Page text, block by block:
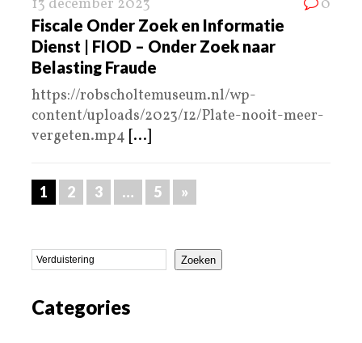
13 december 2023 0
Fiscale Onder Zoek en Informatie
Dienst | FIOD – Onder Zoek naar
Belasting Fraude
https://robscholtemuseum.nl/wp-
content/uploads/2023/12/Plate-nooit-meer-
vergeten.mp4 [...]
1 2 3 … 5 »
Zoeken
Categories